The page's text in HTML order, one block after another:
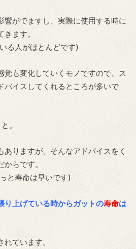
響がでますし、実際に使用する時に
ます。
る人がほとんどです)
覚も変化していくモノですので、ス
バイスしてくれるところが多いで
。
ありますが、そんなアドバイスをく
らです。
と寿命は早いです)
り上げている時からガットの寿命は
ています。